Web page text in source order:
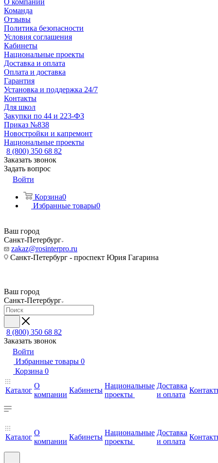
О компании
Команда
Отзывы
Политика безопасности
Условия соглашения
Кабинеты
Национальные проекты
Доставка и оплата
Оплата и доставка
Гарантия
Установка и поддержка 24/7
Контакты
Для школ
Закупки по 44 и 223-ФЗ
Приказ №838
Новостройки и капремонт
Национальные проекты
8 (800) 350 68 82
Заказать звонок
Задать вопрос
Войти
Корзина0
Избранные товары0
Ваш город
Санкт-Петербург
zakaz@rosinterpro.ru
Санкт-Петербург - проспект Юрия Гагарина
Ваш город
Санкт-Петербург
8 (800) 350 68 82
Заказать звонок
Войти
Избранные товары 0
Корзина 0
Каталог
О
компании
Кабинеты
Национальные
проекты
Доставка
и оплата
Каталог
О
компании
Кабинеты
Национальные
проекты
Доставка
и оплата